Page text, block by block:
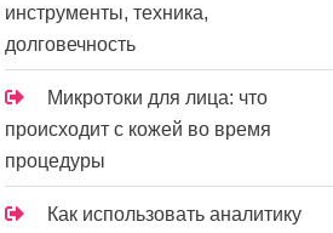
инструменты, техника,
долговечность
Микротоки для лица: что
происходит с кожей во время
процедуры
Как использовать аналитику